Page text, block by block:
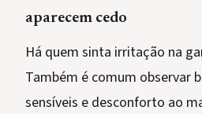
aparecem cedo
Há quem sinta irritação na
Também é comum observar
sensíveis e desconforto ao